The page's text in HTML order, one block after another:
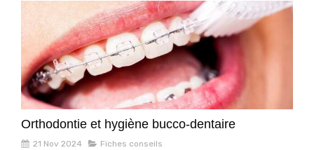
Orthodontie et hygiène bucco-dentaire
21 Nov 2024 Fiches conseils